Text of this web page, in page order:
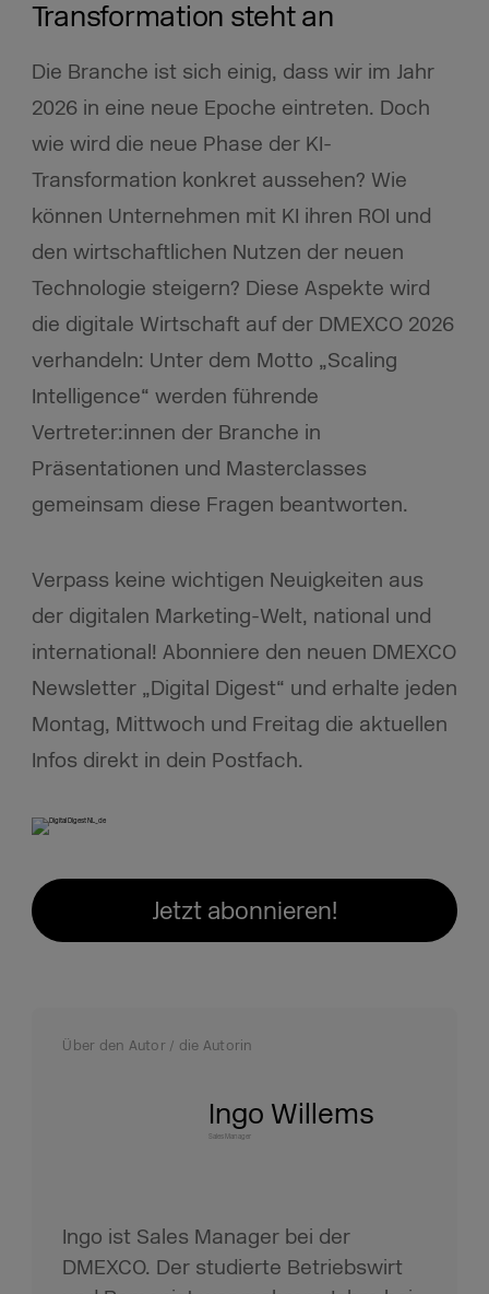
Transformation steht an
Die Branche ist sich einig, dass wir im Jahr
2026 in eine neue Epoche eintreten. Doch
wie wird die neue Phase der KI-
Transformation konkret aussehen? Wie
können Unternehmen mit KI ihren ROI und
den wirtschaftlichen Nutzen der neuen
Technologie steigern? Diese Aspekte wird
die digitale Wirtschaft auf der DMEXCO 2026
verhandeln: Unter dem Motto „Scaling
Intelligence“ werden führende
Vertreter:innen der Branche in
Präsentationen und Masterclasses
gemeinsam diese Fragen beantworten.
Verpass keine wichtigen Neuigkeiten aus
der digitalen Marketing-Welt, national und
international! Abonniere den neuen DMEXCO
Newsletter „Digital Digest“ und erhalte jeden
Montag, Mittwoch und Freitag die aktuellen
Infos direkt in dein Postfach.
Jetzt abonnieren!
Über den Autor / die Autorin
Ingo Willems
Sales Manager
Ingo ist Sales Manager bei der
DMEXCO. Der studierte Betriebswirt